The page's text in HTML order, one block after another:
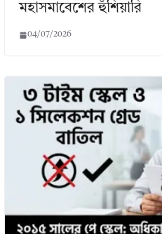
মহাসমাবেশের হুঁশিয়ারি
04/07/2026